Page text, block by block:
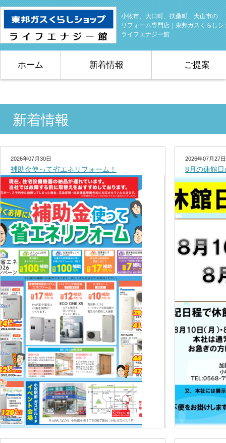
小牧市、大口町、扶桑町、犬山市の
リフォーム専門店｜東邦ガスくらしシ
ライフエナジー館
ホーム 新着情報 ご提案
新着情報
2026年07月30日
補助金使って省エネリフォーム！
2026年07月27日
8月の休館